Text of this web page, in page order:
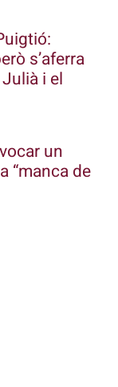
s’aferra
i el
un
“manca de